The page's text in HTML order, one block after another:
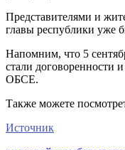
Представителями и
главы республики уже
Напомним, что 5
стали договоренности
ОБСЕ.
Также можете
Источник